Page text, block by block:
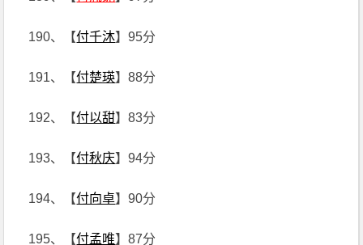
190、【付千沐】95分
191、【付楚瑛】88分
192、【付以甜】83分
193、【付秋庆】94分
194、【付向卓】90分
195、【付孟唯】87分